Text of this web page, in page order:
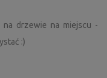
pobyt :).
na drzewie na miejscu -
:)